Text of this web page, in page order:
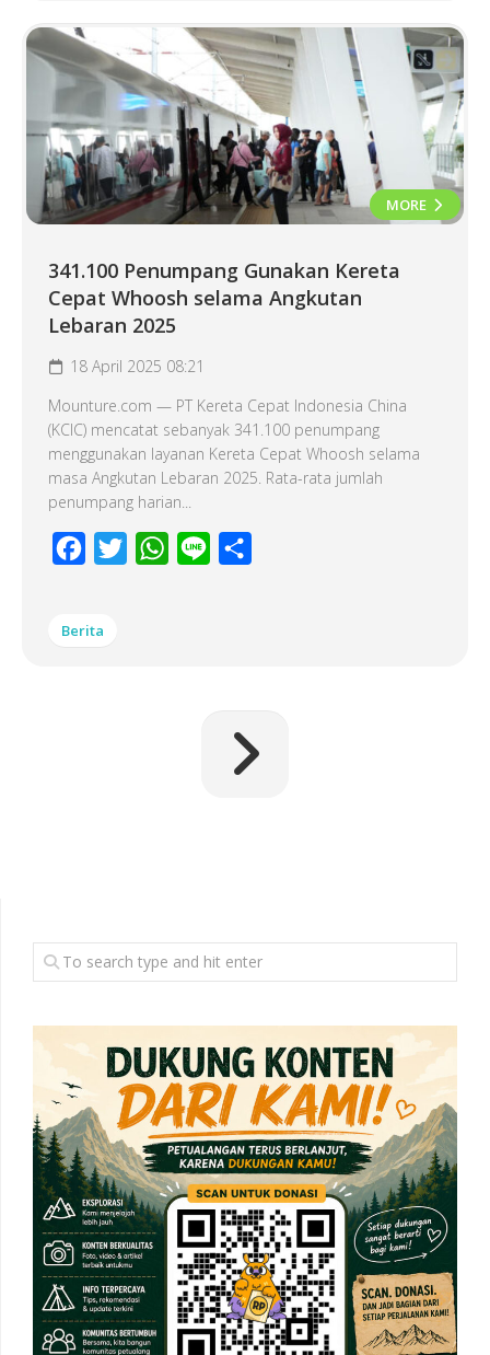
MORE
341.100 Penumpang Gunakan Kereta
Cepat Whoosh selama Angkutan
Lebaran 2025
18 April 2025 08:21
Mounture.com — PT Kereta Cepat Indonesia China
(KCIC) mencatat sebanyak 341.100 penumpang
menggunakan layanan Kereta Cepat Whoosh selama
masa Angkutan Lebaran 2025. Rata-rata jumlah
penumpang harian...
Facebook
Twitter WhatsApp
Line
Berita